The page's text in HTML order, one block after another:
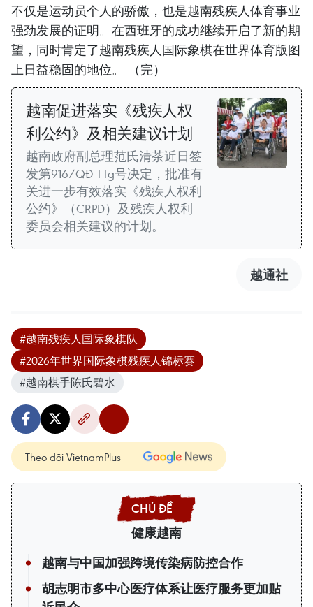
不仅是运动员个人的骄傲，也是越南残疾人体育事业
强劲发展的证明。在西班牙的成功继续开启了新的期
望，同时肯定了越南残疾人国际象棋在世界体育版图
上日益稳固的地位。 （完）
越南促进落实《残疾人权
利公约》及相关建议计划
越南政府副总理范氏清茶近日签
发第916/QĐ-TTg号决定，批准有
关进一步有效落实《残疾人权利
公约》（CRPD）及残疾人权利
委员会相关建议的计划。
越通社
#越南残疾人国际象棋队
#2026年世界国际象棋残疾人锦标赛
#越南棋手陈氏碧水
Theo dõi VietnamPlus
健康越南
越南与中国加强跨境传染病防控合作
胡志明市多中心医疗体系让医疗服务更加贴